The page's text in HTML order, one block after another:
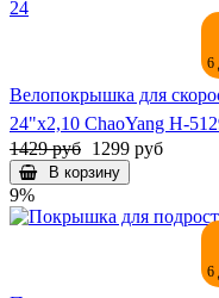
6
Велопокрышка для
24"х2,10 ChaoYang Н-
1429 руб 1299 руб
В корзину
9%
6